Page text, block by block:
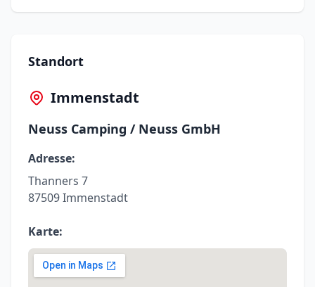
Standort
Immenstadt
Neuss Camping / Neuss GmbH
Adresse:
Thanners 7
87509 Immenstadt
Karte: